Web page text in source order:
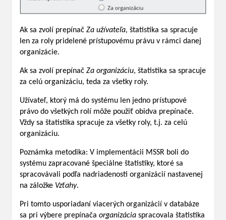
Ak sa zvolí prepínač Za užívateľa, štatistika sa spracuje
len za roly pridelené prístupovému právu v rámci danej
organizácie.
Ak sa zvolí prepínač Za organizáciu, štatistika sa spracuje
za celú organizáciu, teda za všetky roly.
Užívateľ, ktorý má do systému len jedno prístupové
právo do všetkých rolí môže použiť obidva prepínače.
Vždy sa štatistika spracuje za všetky roly, t.j. za celú
organizáciu.
Poznámka metodika: V implementácii MSSR boli do
systému zapracované špeciálne štatistiky, ktoré sa
spracovávali podľa nadriadenosti organizácií nastavenej
na záložke Vzťahy.
Pri tomto usporiadaní viacerých organizácií v databáze
sa pri výbere prepínača organizácia spracovala štatistika